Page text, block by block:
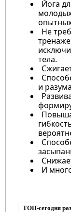
Йога
Не
тела.
и
И
ТОП-сегодня